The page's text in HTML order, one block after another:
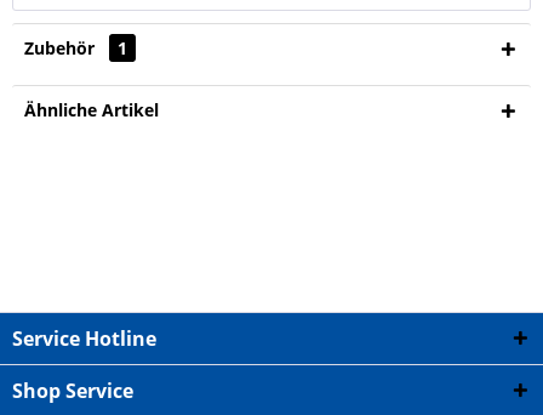
Zubehör 1
Ähnliche Artikel
Service Hotline
Shop Service